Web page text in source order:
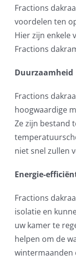
Fractions
voordelen ten
Hier zijn enkele
Fractions
Duurzaamheid
Fractions
hoogwaardige
Ze zijn bestand
niet snel zullen
Energie-
Fractions
isolatie en
uw kamer te
helpen om de
wintermaanden